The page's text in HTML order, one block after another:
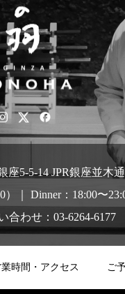
座5-5-14 JPR銀座並木
｜ Dinner：18:00〜
合わせ：03-6264-6177
時間・アクセス ご